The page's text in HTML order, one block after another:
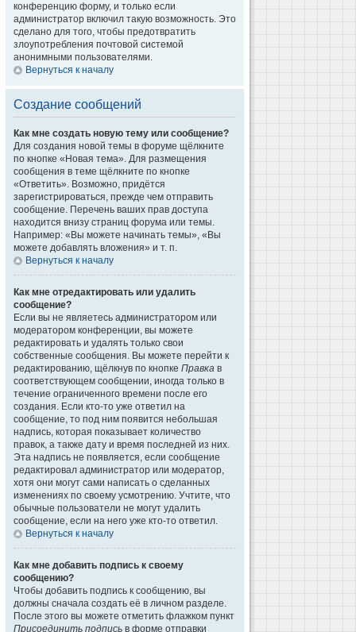
конференцию форму, и только если
администратор включил такую возможность. Это
сделано для того, чтобы предотвратить
злоупотребления почтовой системой
анонимными пользователями.
Вернуться к началу
Создание сообщений
Как мне создать новую тему или сообщение?
Для создания новой темы в форуме щёлкните
по кнопке «Новая тема». Для размещения
сообщения в теме щёлкните по кнопке
«Ответить». Возможно, придётся
зарегистрироваться, прежде чем отправить
сообщение. Перечень ваших прав доступа
находится внизу страниц форума или темы.
Например: «Вы можете начинать темы», «Вы
можете добавлять вложения» и т. п.
Вернуться к началу
Как мне отредактировать или удалить
сообщение?
Если вы не являетесь администратором или
модератором конференции, вы можете
редактировать и удалять только свои
собственные сообщения. Вы можете перейти к
редактированию, щёлкнув по кнопке Правка в
соответствующем сообщении, иногда только в
течение ограниченного времени после его
создания. Если кто-то уже ответил на
сообщение, то под ним появится небольшая
надпись, которая показывает количество
правок, а также дату и время последней из них.
Эта надпись не появляется, если сообщение
редактировал администратор или модератор,
хотя они могут сами написать о сделанных
изменениях по своему усмотрению. Учтите, что
обычные пользователи не могут удалить
сообщение, если на него уже кто-то ответил.
Вернуться к началу
Как мне добавить подпись к своему
сообщению?
Чтобы добавить подпись к сообщению, вы
должны сначала создать её в личном разделе.
После этого вы можете отметить флажком пункт
Присоединить подпись в форме отправки